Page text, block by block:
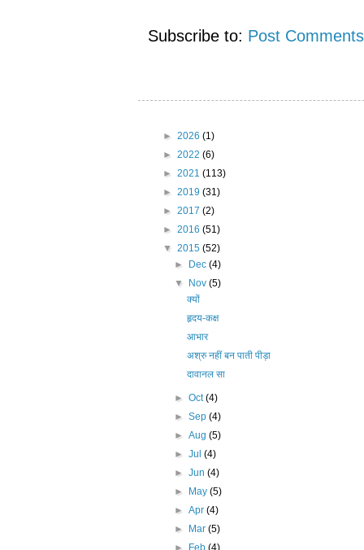
Subscribe to: Post
► 2026 (1)
► 2022 (6)
► 2021 (113)
► 2019 (31)
► 2017 (2)
► 2016 (51)
▼ 2015 (52)
►
Dec(4)
▼
Nov(5)
क्यों
हृदय-कक्ष
आभार
अश्रु नहीं बन पाती पीड़ा
दावानल सा
►Oct(4)
►Sep(4)
►Aug(5)
►Jul(4)
►Jun(4)
►
May(5)
►Apr(4)
►
Mar(5)
►
Feb(4)